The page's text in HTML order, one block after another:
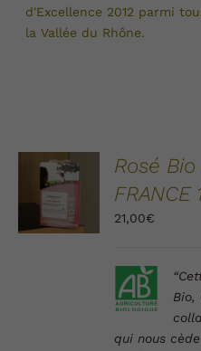
d'Excellence 2012 parmi
la Vallée du Rhône.
AJOUTER
AU
PANIER
DÉTAILS
Rosé
FRANCE
21,00€
Bio,
qui nous